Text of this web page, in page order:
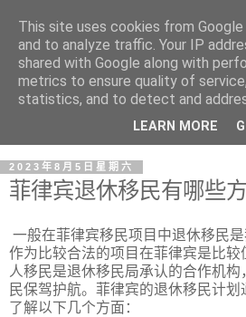
2023年8月5日星期六
菲律宾退休移民有哪些
一般在菲律宾移民项目中退休移民是
作为比较合法的项目在菲律宾是比较
人移民是退休移民局承认的合作机
民保驾护航。菲律宾的退休移民计
了解以下几个方面：
This site uses cookies from
and to analyze traffic. Your IP
shared with Google along with
metrics to ensure quality of
statistics, and to detect and
LEARN MORE